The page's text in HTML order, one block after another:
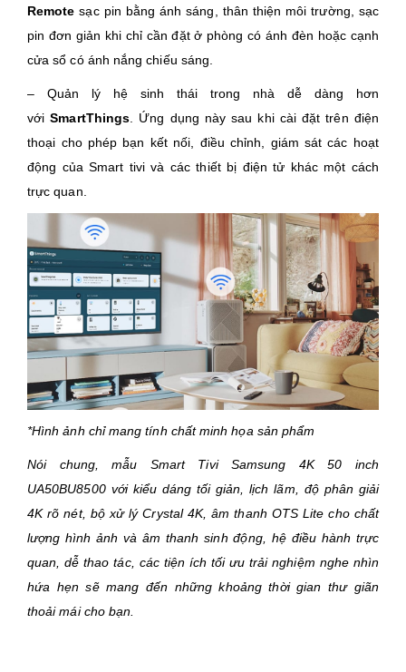
Remotesạc pin bằng ánh sáng, thân thiện môi trường, sạc
pin đơn giản khi chỉ cần đặt ở phòng có ánh đèn hoặc cạnh
cửa sổ có ánh nắng chiếu sáng.
– Quản lý hệ sinh thái trong nhà dễ dàng hơn
vớiSmartThings. Ứng dụng này sau khi cài đặt trên điện
thoại cho phép bạn kết nối, điều chỉnh, giám sát các hoạt
động của Smart tivi và các thiết bị điện tử khác một cách
trực quan.
*Hình ảnh chỉ mang tính chất minh họa sản phẩm
Nói chung, mẫu Smart Tivi Samsung 4K 50 inch
UA50BU8500 với kiểu dáng tối giản, lịch lãm, độ phân giải
4K rõ nét, bộ xử lý Crystal 4K, âm thanh OTS Lite cho chất
lượng hình ảnh và âm thanh sinh động, hệ điều hành trực
quan, dễ thao tác, các tiện ích tối ưu trải nghiệm nghe nhìn
hứa hẹn sẽ mang đến những khoảng thời gian thư giãn
thoải mái cho bạn.